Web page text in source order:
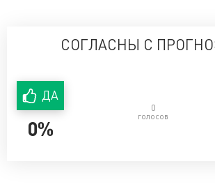
СОГЛАСНЫ С
ДА
0%
0
голосов